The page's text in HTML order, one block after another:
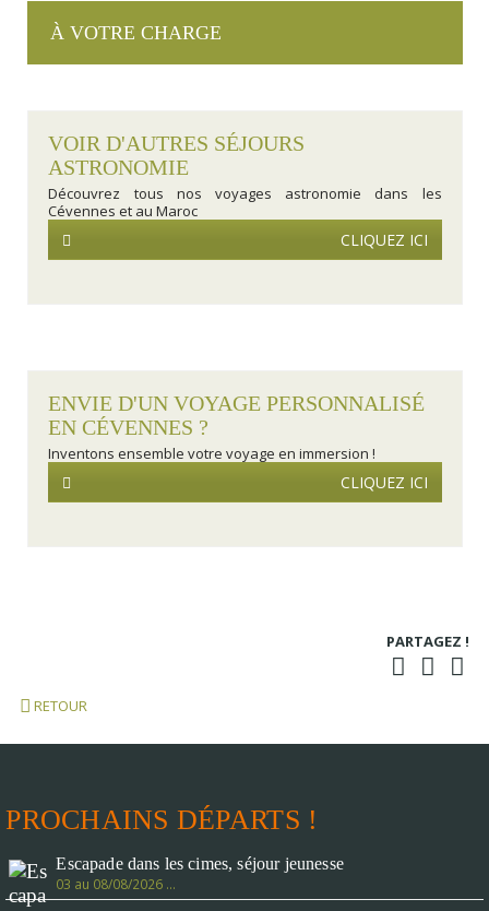
À VOTRE CHARGE
VOIR D'AUTRES SÉJOURS
ASTRONOMIE
Découvrez tous nos voyages astronomie dans les
Cévennes et au Maroc
CLIQUEZ ICI
ENVIE D'UN VOYAGE PERSONNALISÉ
EN CÉVENNES ?
Inventons ensemble votre voyage en immersion !
CLIQUEZ ICI
PARTAGEZ !
RETOUR
PROCHAINS DÉPARTS !
Escapade dans les cimes, séjour jeunesse
03 au 08/08/2026 …